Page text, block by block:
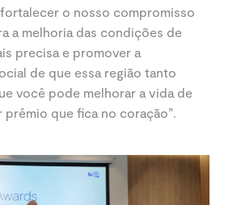
o nosso compromisso
a melhoria das condições de
precisa e promover a
de que essa região tanto
você pode melhorar a vida de
prêmio que fica no coração”.